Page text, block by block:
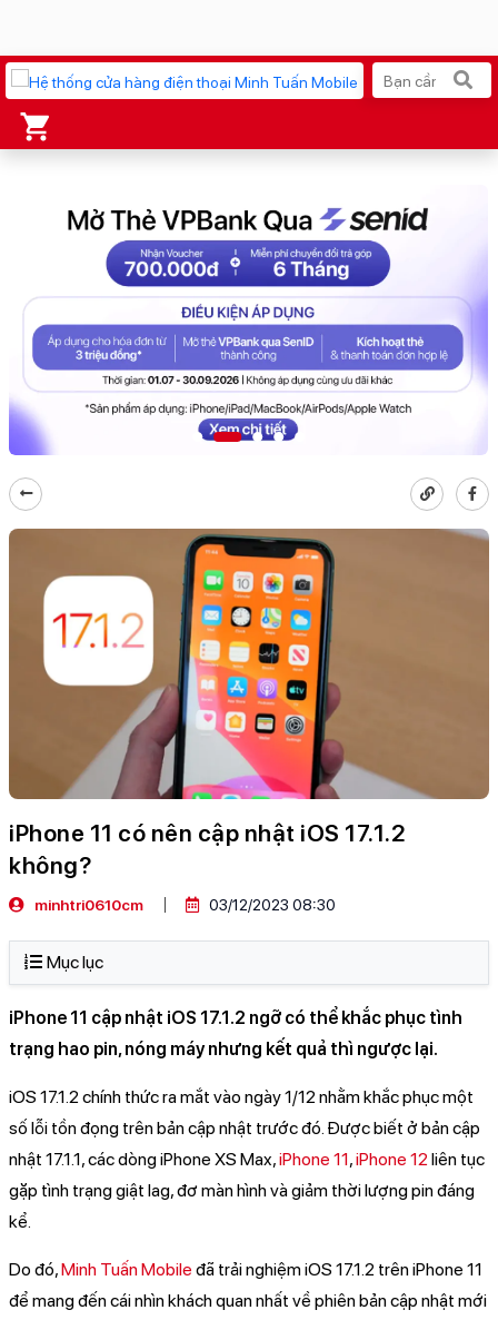
iPhone 17 Pro Max MacBook Neo giá tốt
AirTag 2 Mới Galaxy Z8 Series
Apple Watch S11 Ốp lưng Pitaka
Osmo Pocket 4 Ốp lưng Apple
iPhone 11 có nên cập nhật iOS 17.1.2
không?
minhtri0610cm 03/12/2023 08:30
Mục lục
iPhone 11 cập nhật iOS 17.1.2 ngỡ có thể khắc phục tình
trạng hao pin, nóng máy nhưng kết quả thì ngược lại.
iOS 17.1.2 chính thức ra mắt vào ngày 1/12 nhằm khắc phục một
số lỗi tồn đọng trên bản cập nhật trước đó. Được biết ở bản cập
nhật 17.1.1, các dòng iPhone XS Max,iPhone 11,iPhone 12liên tục
gặp tình trạng giật lag, đơ màn hình và giảm thời lượng pin đáng
kể.
Do đó,Minh Tuấn Mobile đã trải nghiệm iOS 17.1.2 trên iPhone 11
để mang đến cái nhìn khách quan nhất về phiên bản cập nhật mới